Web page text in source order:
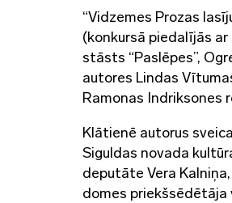
“Vidzemes Prozas
(konkursā piedalījās
stāsts “Paslēpes”,
autores Lindas
Ramonas Indriksones
Klātienē autorus
Siguldas novada
deputāte Vera
domes